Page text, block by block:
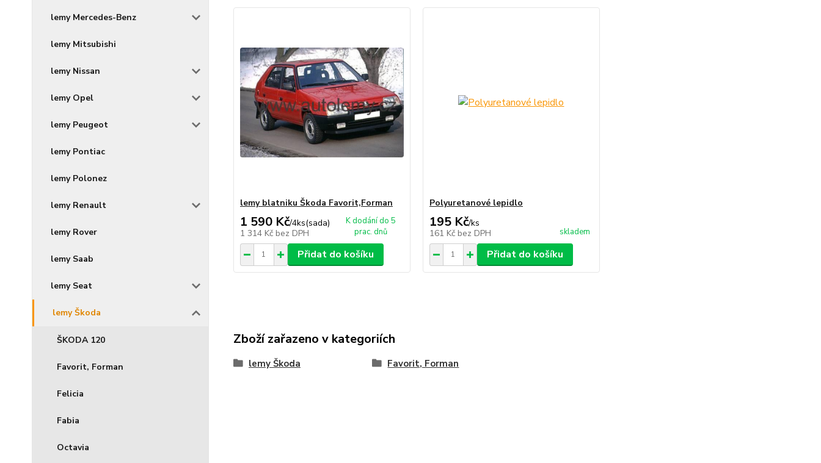
lemy Mercedes-Benz
lemy Mitsubishi
lemy Nissan
lemy Opel
lemy Peugeot
lemy Pontiac
lemy Polonez
lemy Renault
lemy Rover
lemy Saab
lemy Seat
lemy Škoda
ŠKODA 120
Favorit, Forman
Felicia
Fabia
Octavia
lemy blatniku Škoda Favorit,Forman
1 590 Kč/4ks(sada)
1 314 Kč bez DPH
K dodání do 5
prac. dnů
Přidat do košíku
Polyuretanové lepidlo
195 Kč/ks
161 Kč bez DPH skladem
Přidat do košíku
Zboží zařazeno v kategoriích
lemy Škoda Favorit, Forman